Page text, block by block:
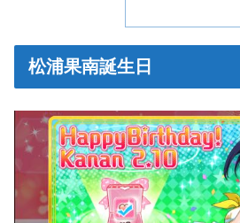
松浦果南誕生日